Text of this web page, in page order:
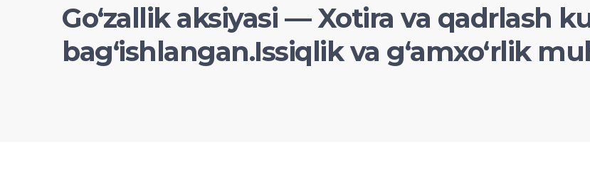
Goʻzallik aksiyasi — Xotira va qadrlash
bagʻishlangan.Issiqlik va gʻamxoʻrlik